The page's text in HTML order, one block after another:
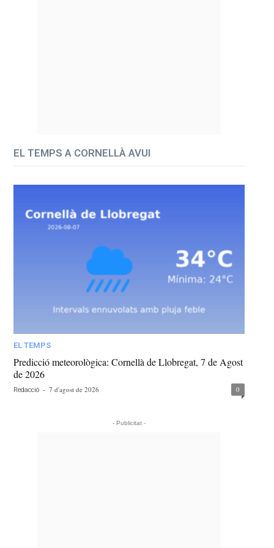
EL TEMPS A CORNELLÀ AVUI
EL TEMPS
Predicció meteorològica: Cornellà de Llobregat, 7 de Agost
de 2026
Redacció - 7 d'agost de 2026 0
- Publicitat -